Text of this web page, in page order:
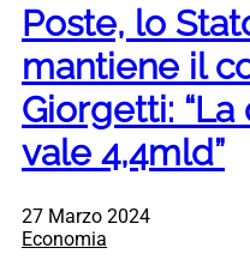
Poste, lo
mantiene il
Giorgetti:
vale 4,4mld”
27 Marzo 2024
Economia